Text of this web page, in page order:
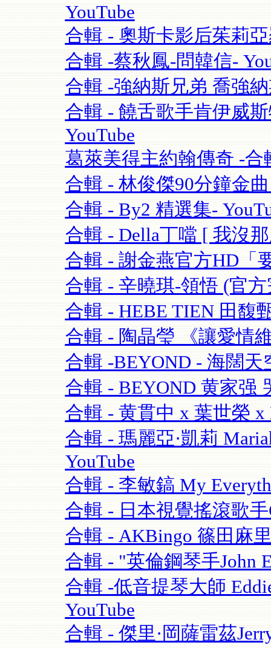
YouTube
合輯 - 奧斯卡影后茱莉亞
合輯 -蔡秋鳳-問韓信-
合輯 -強納斯兄弟 喬強納
合輯 - 饒舌歌手肯伊威
YouTube
葛萊美得主約翰傳奇 -合
合輯 - 林俊傑90分鐘金
合輯 - By2 精選集-
合輯 - Della丁噹 [ 我沒
合輯 - 謝金燕官方HD「
合輯 - 辛曉琪-領悟 (官
合輯 - HEBE TIEN 田馥
合輯 - 陶晶瑩 《讓愛情
合輯 -BEYOND - 海闊天
合輯 - BEYOND 黄家强
合輯 - 黄貫中 x 葉世榮 x
合輯 - 瑪麗亞·凱莉
YouTube
合輯 - 李敏鎬 My
合輯 - 日本視覺搖滾歌手
合輯 - AKBingo 篠田麻
合輯 - "英倫鋼琴手John
合輯 -低音提琴大師
YouTube
合輯 - 傑里·岡薩雷茲